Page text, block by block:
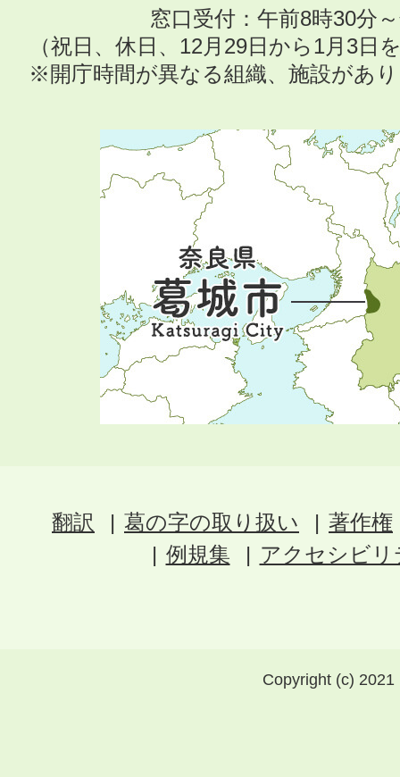
窓口受付：午前8時30分
（祝日、休日、12月29日から1月3日
※開庁時間が異なる組織、施設があ
翻訳 葛の字の取り扱い
著作権
例規集
アクセシビ
Copyright (c)